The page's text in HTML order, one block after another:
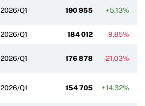
2026/Q1 190 955 +5,13%
2026/Q1 184 012 -9,85%
2026/Q1 176 878 -21,03%
2026/Q1 154 705 +14,32%